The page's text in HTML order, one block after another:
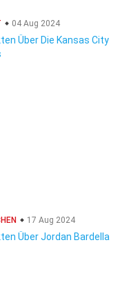
04 Aug 2024
Über Die Kansas City
17 Aug 2024
Über Jordan Bardella